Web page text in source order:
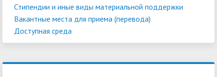
Стипендии и иные виды материальной поддержки
Вакантные места для приема (перевода)
Доступная среда